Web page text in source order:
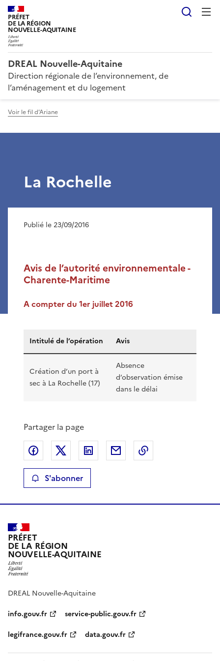
PRÉFET
DE LA RÉGION
NOUVELLE-AQUITAINE
DREAL Nouvelle-Aquitaine
Direction régionale de l’environnement, de
l’aménagement et du logement
Voir le fil d'Ariane
La Rochelle
Publié le 23/09/2016
Avis de l’autorité environnementale -
Charente-Maritime
A compter du 1er juillet 2016
Intitulé de l’opération Avis
Création d’un port à
sec à La Rochelle (17)
Absence
d’observation émise
dans le délai
Partager la page
Partager sur Facebook
Partager sur XPartager sur LinkedIn
Partager par email
S'abonner
PRÉFET
DE LA RÉGION
NOUVELLE-AQUITAINE
DREAL Nouvelle-Aquitaine
info.gouv.fr
service-public.gouv.fr
legifrance.gouv.fr
data.gouv.fr